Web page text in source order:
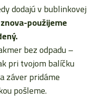
dodajú v bublinkovej
znova-použijeme
bez odpadu –
pri tvojom balíčku
záver pridáme
pošleme.